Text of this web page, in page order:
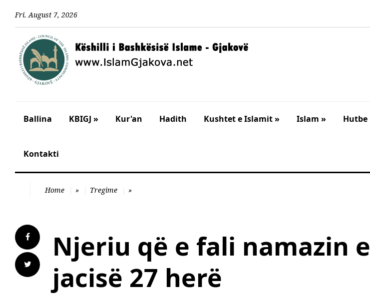
Fri. August 7, 2026
Ballina KBIGJ » Kur'an Hadith Kushtet e Islamit » Islam » Hutbe
Kontakti
Home » Tregime »
Njeriu që e fali namazin e
jacisë 27 herë